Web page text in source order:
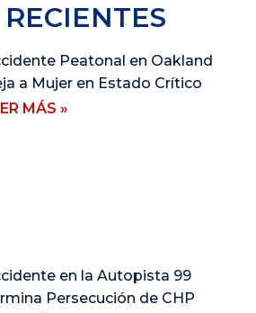
Peatonal en Oakland
a Mujer en Estado Crítico
MÁS »
en la Autopista 99
Persecución de CHP